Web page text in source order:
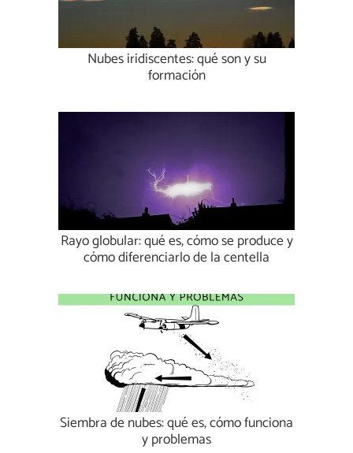
Nubes iridiscentes: qué son y su
formación
Rayo globular: qué es, cómo se produce y
cómo diferenciarlo de la centella
Siembra de nubes: qué es, cómo funciona
y problemas